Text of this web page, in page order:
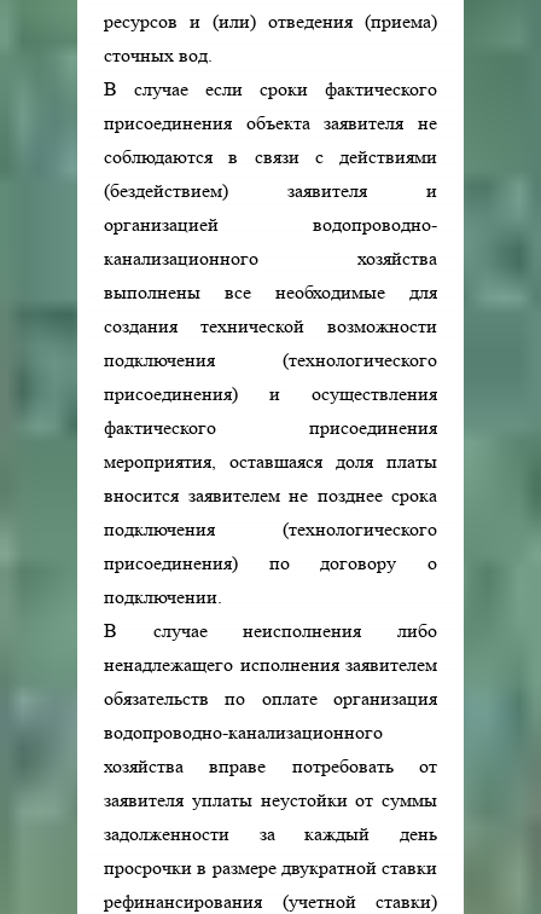
ресурсов и (или) отведения (приема)
сточных вод.
В случае если сроки фактического
присоединения объекта заявителя не
соблюдаются в связи с действиями
(бездействием) заявителя и
организацией водопроводно-
канализационного хозяйства
выполнены все необходимые для
создания технической возможности
подключения (технологического
присоединения) и осуществления
фактического присоединения
мероприятия, оставшаяся доля платы
вносится заявителем не позднее срока
подключения (технологического
присоединения) по договору о
подключении.
В случае неисполнения либо
ненадлежащего исполнения заявителем
обязательств по оплате организация
водопроводно-канализационного
хозяйства вправе потребовать от
заявителя уплаты неустойки от суммы
задолженности за каждый день
просрочки в размере двукратной ставки
рефинансирования (учетной ставки)